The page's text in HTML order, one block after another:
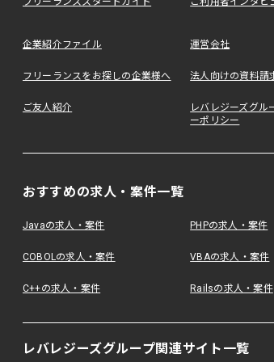
企業紹介ファイル 運営会社
フリーランスをお探しの企業様へ 法人向けの資料請
ご友人紹介
レバレジーズグル
ーポリシー
おすすめの求人・案件一覧
Javaの求人・案件 PHPの求人・案件
COBOLの求人・案件 VBAの求人・案件
C++の求人・案件 Railsの求人・案件
レバレジーズグループ関連サイト一覧